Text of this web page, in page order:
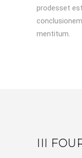
prodesset
mentitum.
III